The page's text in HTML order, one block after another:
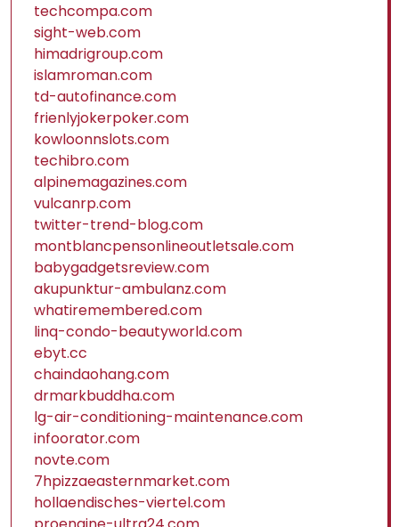
techcompa.com
sight-web.com
himadrigroup.com
islamroman.com
td-autofinance.com
frienlyjokerpoker.com
kowloonnslots.com
techibro.com
alpinemagazines.com
vulcanrp.com
twitter-trend-blog.com
montblancpensonlineoutletsale.com
babygadgetsreview.com
akupunktur-ambulanz.com
whatiremembered.com
linq-condo-beautyworld.com
ebyt.cc
chaindaohang.com
drmarkbuddha.com
lg-air-conditioning-maintenance.com
infoorator.com
novte.com
7hpizzaeasternmarket.com
hollaendisches-viertel.com